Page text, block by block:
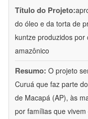
Título do Projeto:
do óleo e da torta de
kuntze produzidos
amazônico
Resumo: O projeto
Curuá que faz parte
de Macapá (AP), às
por famílias que